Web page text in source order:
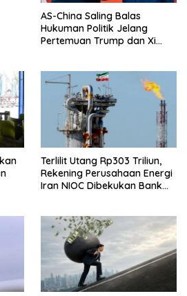
AS-China Saling Balas
Hukuman Politik Jelang
Pertemuan Trump dan Xi
Terlilit Utang Rp303 Triliun,
Rekening Perusahaan Energi
Iran NIOC Dibekukan Bank